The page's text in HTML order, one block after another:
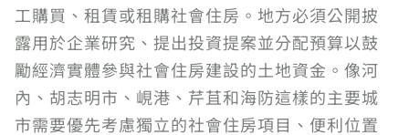
工購買、租賃或租購社會住房。地方必須公開披
露用於企業研究、提出投資提案並分配預算以鼓
勵經濟實體參與社會住房建設的土地資金。像河
內、胡志明市、峴港、芹苴和海防這樣的主要城
市需要優先考慮獨立的社會住房項目、便利位置